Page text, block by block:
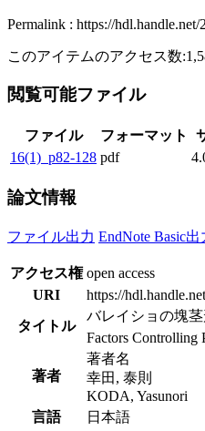
Permalink : https://hdl.handle.net/
このアイテムのアクセス数:
閲覧可能ファイル
ファイル フォーマット
16(1)_p82-128 pdf
論文情報
ファイル出力 EndNote Basic出
アクセス権 open access
URI
https://
タイトル
バレイショの塊
Factors Controlling
著者
著者名
幸田, 泰則
KODA, Yasunori
言語
日本語